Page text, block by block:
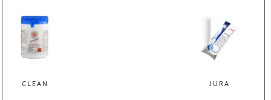
CLEAN JURA